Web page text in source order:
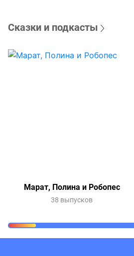
Сказки и подкасты
Марат, Полина и Робопес
38 выпусков